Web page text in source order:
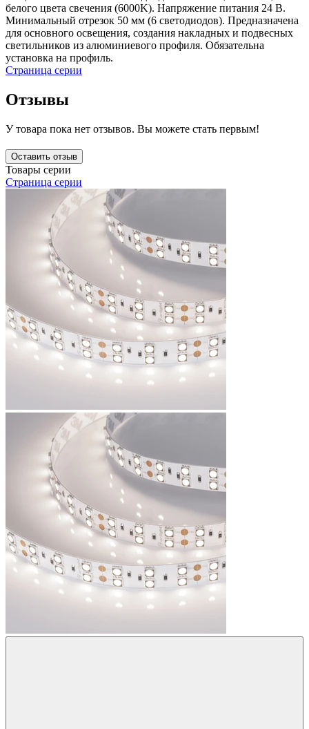
белого цвета свечения (6000K). Напряжение питания 24 В.
Минимальный отрезок 50 мм (6 светодиодов). Предназначена
для основного освещения, создания накладных и подвесных
светильников из алюминиевого профиля. Обязательна
установка на профиль.
Страница серии
Отзывы
У товара пока нет отзывов. Вы можете стать первым!
Оставить отзыв
Товары серии
Страница серии